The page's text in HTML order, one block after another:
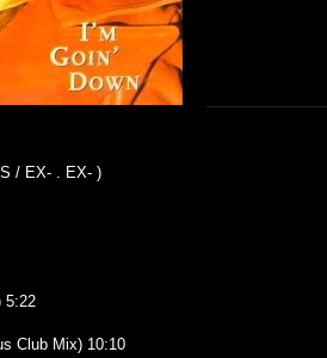
/ EX- . EX- )
5:22
Club Mix) 10:10